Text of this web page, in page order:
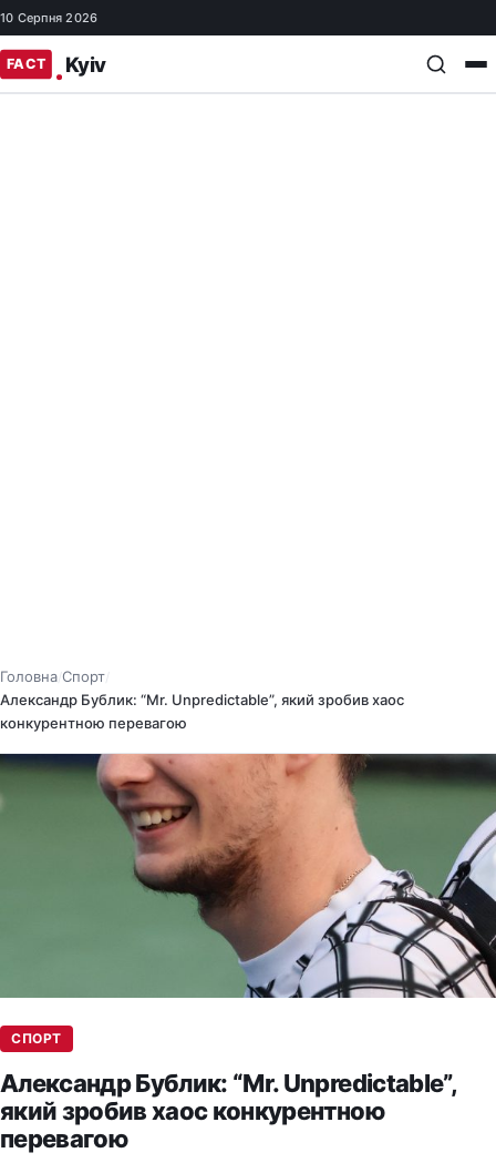
10 Серпня 2026
Головна/Спорт/
Александр Бублик: “Mr. Unpredictable”, який зробив хаос
конкурентною перевагою
СПОРТ
Александр Бублик: “Mr. Unpredictable”,
який зробив хаос конкурентною
перевагою